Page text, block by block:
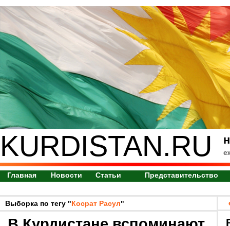
KURDISTAN.RU
Главная Новости Статьи Представительство
Выборка по тегу "Косрат Расул"